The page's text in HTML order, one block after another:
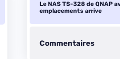
Le NAS TS-328 de QNAP
emplacements arrive
Commentaires